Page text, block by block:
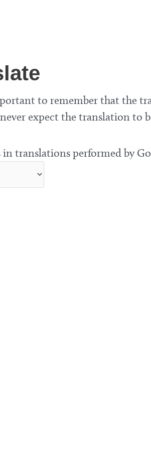
to remember that the
expect the translation to
translations performed by